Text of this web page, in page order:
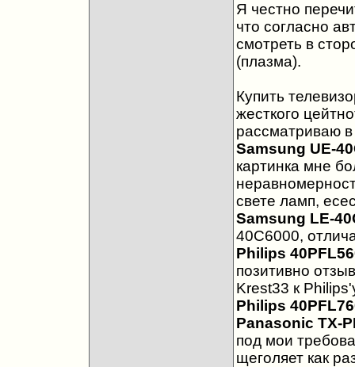
Я честно
что согласно
смотреть в
(плазма).
Купить
жесткого
рассматриваю в
Samsung UE-
картинка мне
свете ламп,
Samsung LE-
40C6000,
Philips
позитивно
Krest33 к
Philips
Panasonic TX-
под мои
щеголяет как